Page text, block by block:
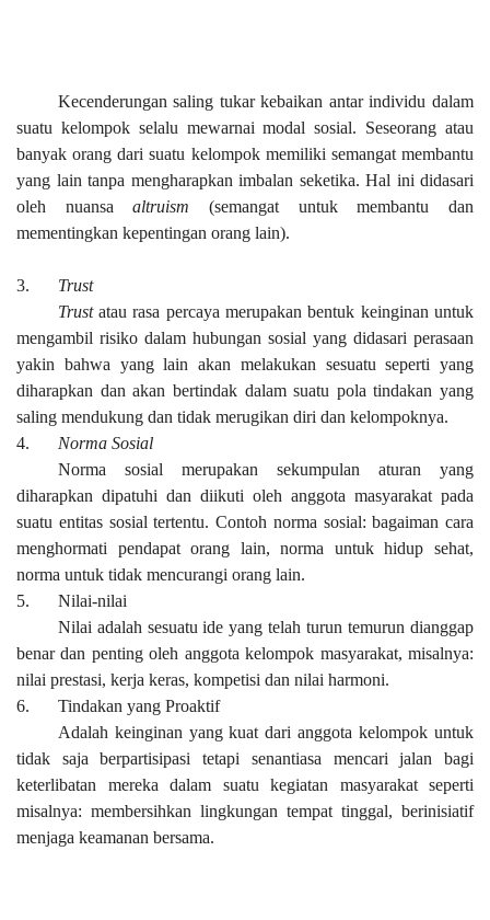
Kecenderungan saling tukar kebaikan antar individu dalam
suatu kelompok selalu mewarnai modal sosial. Seseorang atau
banyak orang dari suatu kelompok memiliki semangat membantu
yang lain tanpa mengharapkan imbalan seketika. Hal ini didasari
oleh nuansaaltruism(semangat untuk membantu dan
mementingkan kepentingan orang lain).
3.
Trust
Trustatau rasa percaya merupakan bentuk keinginan untuk
mengambil risiko dalam hubungan sosial yang didasari perasaan
yakin bahwa yang lain akan melakukan sesuatu seperti yang
diharapkan dan akan bertindak dalam suatu pola tindakan yang
saling mendukung dan tidak merugikan diri dan kelompoknya.
4.
Norma Sosial
Norma sosial merupakan sekumpulan aturan yang
diharapkan dipatuhi dan diikuti oleh anggota masyarakat pada
suatu entitas sosial tertentu. Contoh norma sosial: bagaiman cara
menghormati pendapat orang lain, norma untuk hidup sehat,
norma untuk tidak mencurangi orang lain.
5.
Nilai-nilai
Nilai adalah sesuatu ide yang telah turun temurun dianggap
benar dan penting oleh anggota kelompok masyarakat, misalnya:
nilai prestasi, kerja keras, kompetisi dan nilai harmoni.
6.
Tindakan yang Proaktif
Adalah keinginan yang kuat dari anggota kelompok untuk
tidak saja berpartisipasi tetapi senantiasa mencari jalan bagi
keterlibatan mereka dalam suatu kegiatan masyarakat seperti
misalnya: membersihkan lingkungan tempat tinggal, berinisiatif
menjaga keamanan bersama.